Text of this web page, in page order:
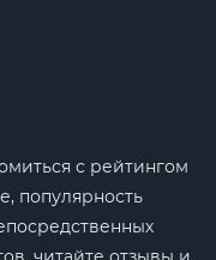
с рейтингом
популярность